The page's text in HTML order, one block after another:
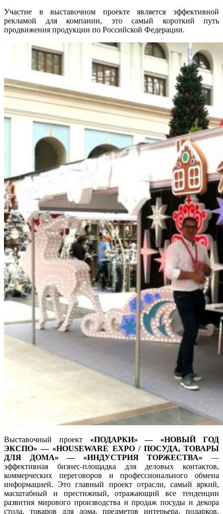
Участие в выставочном проекте является эффективной
рекламой для компании, это самый короткий путь
продвижения продукции по Российской Федерации.
Выставочный проект «ПОДАРКИ» — «НОВЫЙ ГОД
ЭКСПО» — «HOUSEWARE EXPO / ПОСУДА, ТОВАРЫ
ДЛЯ ДОМА» — «ИНДУСТРИЯ ТОРЖЕСТВА»—
эффективная бизнес-площадка для деловых контактов,
коммерческих переговоров и профессионального обмена
информацией. Это главный проект отрасли, самый яркий,
масштабный и престижный, отражающий все тенденции
развития мирового производства и продаж посуды и декора
стола, товаров для дома, предметов интерьера, подарков,